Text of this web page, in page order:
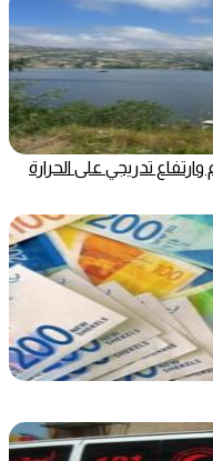
وارتفاع تدريجي على الحرارة